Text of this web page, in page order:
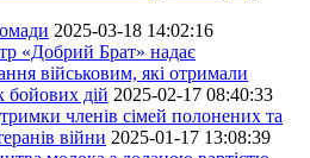
2025-03-18 14:02:16
«Добрий Брат» надає
військовим, які отримали
бойових дій 2025-02-17 08:40:33
членів сімей полонених та
війни 2025-01-17 13:08:39